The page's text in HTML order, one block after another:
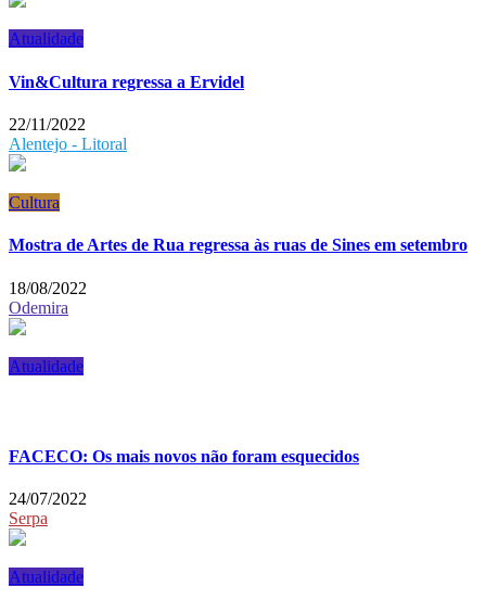
Atualidade
Vin&Cultura regressa a Ervidel
22/11/2022
Alentejo - Litoral
Cultura
Mostra de Artes de Rua regressa às ruas de Sines em setembro
18/08/2022
Odemira
Atualidade
FACECO: Os mais novos não foram esquecidos
24/07/2022
Serpa
Atualidade